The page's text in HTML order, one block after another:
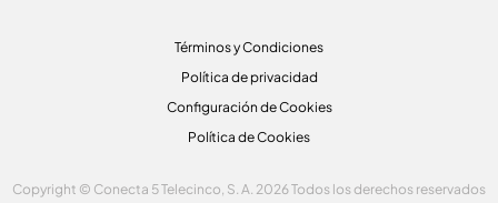
Términos y Condiciones
Política de privacidad
Configuración de Cookies
Política de Cookies
Copyright © Conecta 5 Telecinco, S. A. 2026 Todos los derechos reservados